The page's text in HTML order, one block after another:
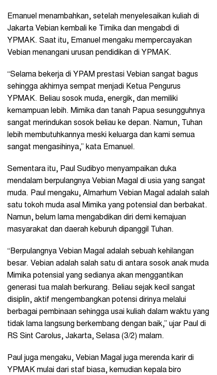
Emanuel menambahkan, setelah menyelesaikan kuliah di
Jakarta Vebian kembali ke Timika dan mengabdi di
YPMAK. Saat itu, Emanuel mengaku mempercayakan
Vebian menangani urusan pendidikan di YPMAK.
“Selama bekerja di YPAM prestasi Vebian sangat bagus
sehingga akhirnya sempat menjadi Ketua Pengurus
YPMAK. Beliau sosok muda, energik, dan memiliki
kemampuan lebih. Mimika dan tanah Papua sesungguhnya
sangat merindukan sosok beliau ke depan. Namun, Tuhan
lebih membutuhkannya meski keluarga dan kami semua
sangat mengasihinya,” kata Emanuel.
Sementara itu, Paul Sudibyo menyampaikan duka
mendalam berpulangnya Vebian Magal di usia yang sangat
muda. Paul mengaku, Almarhum Vebian Magal adalah salah
satu tokoh muda asal Mimika yang potensial dan berbakat.
Namun, belum lama mengabdikan diri demi kemajuan
masyarakat dan daerah keburuh dipanggil Tuhan.
“Berpulangnya Vebian Magal adalah sebuah kehilangan
besar. Vebian adalah salah satu di antara sosok anak muda
Mimika potensial yang sedianya akan menggantikan
generasi tua malah berkurang. Beliau sejak kecil sangat
disiplin, aktif mengembangkan potensi dirinya melalui
berbagai pembinaan sehingga usai kuliah dalam waktu yang
tidak lama langsung berkembang dengan baik,” ujar Paul di
RS Sint Carolus, Jakarta, Selasa (3/2) malam.
Paul juga mengaku, Vebian Magal juga merenda karir di
YPMAK mulai dari staf biasa, kemudian kepala biro